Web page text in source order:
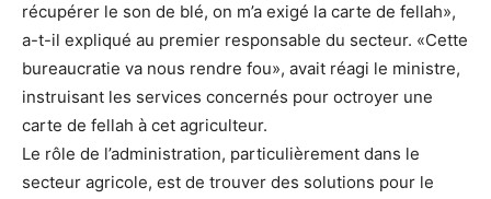
récupérer le son de blé, on m’a exigé la carte de fellah»,
a-t-il expliqué au premier responsable du secteur. «Cette
bureaucratie va nous rendre fou», avait réagi le ministre,
instruisant les services concernés pour octroyer une
carte de fellah à cet agriculteur.
Le rôle de l’administration, particulièrement dans le
secteur agricole, est de trouver des solutions pour le